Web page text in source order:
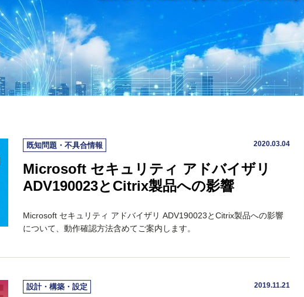
既知問題・不具合情報 2020.03.04
Microsoft セキュリティ アドバイザリ
ADV190023とCitrix製品への影響
Microsoft セキュリティ アドバイザリ ADV190023とCitrix製品への影響
について、動作確認方法含めてご案内します。
設計・構築・設定 2019.11.21